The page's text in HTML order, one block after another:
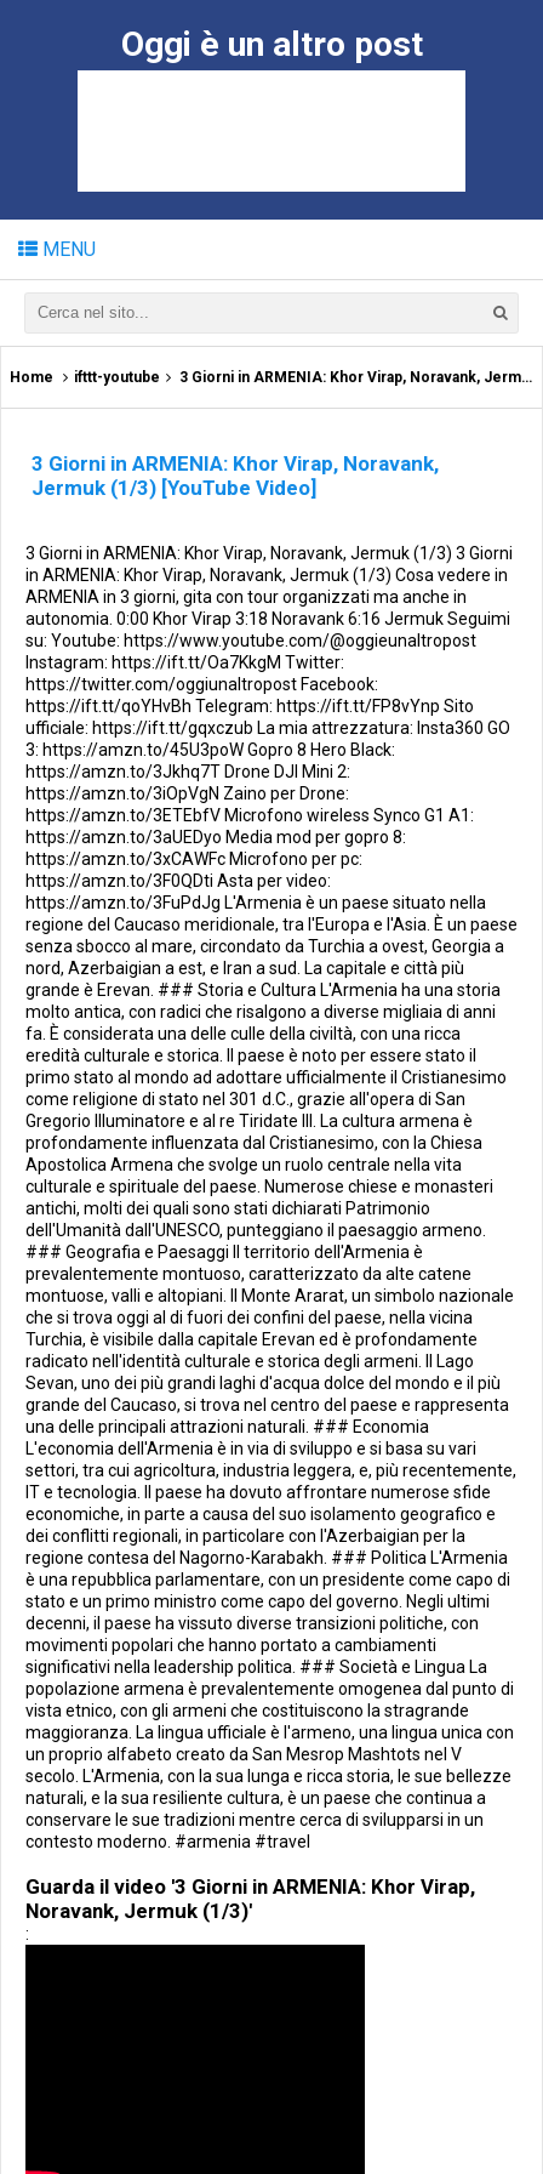
Oggi è un altro post
MENU
Home ifttt-youtube 3 Giorni in ARMENIA: Khor Virap, Noravank, Jermuk (1/3) [YouTube Video]
3 Giorni in ARMENIA: Khor Virap, Noravank,
Jermuk (1/3) [YouTube Video]
3 Giorni in ARMENIA: Khor Virap, Noravank, Jermuk (1/3) 3 Giorni
in ARMENIA: Khor Virap, Noravank, Jermuk (1/3) Cosa vedere in
ARMENIA in 3 giorni, gita con tour organizzati ma anche in
autonomia. 0:00 Khor Virap 3:18 Noravank 6:16 Jermuk Seguimi
su: Youtube: https://www.youtube.com/@oggieunaltropost
Instagram: https://ift.tt/Oa7KkgM Twitter:
https://twitter.com/oggiunaltropost Facebook:
https://ift.tt/qoYHvBh Telegram: https://ift.tt/FP8vYnp Sito
ufficiale: https://ift.tt/gqxczub La mia attrezzatura: Insta360 GO
3: https://amzn.to/45U3poW Gopro 8 Hero Black:
https://amzn.to/3Jkhq7T Drone DJI Mini 2:
https://amzn.to/3iOpVgN Zaino per Drone:
https://amzn.to/3ETEbfV Microfono wireless Synco G1 A1:
https://amzn.to/3aUEDyo Media mod per gopro 8:
https://amzn.to/3xCAWFc Microfono per pc:
https://amzn.to/3F0QDti Asta per video:
https://amzn.to/3FuPdJg L'Armenia è un paese situato nella
regione del Caucaso meridionale, tra l'Europa e l'Asia. È un paese
senza sbocco al mare, circondato da Turchia a ovest, Georgia a
nord, Azerbaigian a est, e Iran a sud. La capitale e città più
grande è Erevan. ### Storia e Cultura L'Armenia ha una storia
molto antica, con radici che risalgono a diverse migliaia di anni
fa. È considerata una delle culle della civiltà, con una ricca
eredità culturale e storica. Il paese è noto per essere stato il
primo stato al mondo ad adottare ufficialmente il Cristianesimo
come religione di stato nel 301 d.C., grazie all'opera di San
Gregorio Illuminatore e al re Tiridate III. La cultura armena è
profondamente influenzata dal Cristianesimo, con la Chiesa
Apostolica Armena che svolge un ruolo centrale nella vita
culturale e spirituale del paese. Numerose chiese e monasteri
antichi, molti dei quali sono stati dichiarati Patrimonio
dell'Umanità dall'UNESCO, punteggiano il paesaggio armeno.
### Geografia e Paesaggi Il territorio dell'Armenia è
prevalentemente montuoso, caratterizzato da alte catene
montuose, valli e altopiani. Il Monte Ararat, un simbolo nazionale
che si trova oggi al di fuori dei confini del paese, nella vicina
Turchia, è visibile dalla capitale Erevan ed è profondamente
radicato nell'identità culturale e storica degli armeni. Il Lago
Sevan, uno dei più grandi laghi d'acqua dolce del mondo e il più
grande del Caucaso, si trova nel centro del paese e rappresenta
una delle principali attrazioni naturali. ### Economia
L'economia dell'Armenia è in via di sviluppo e si basa su vari
settori, tra cui agricoltura, industria leggera, e, più recentemente,
IT e tecnologia. Il paese ha dovuto affrontare numerose sfide
economiche, in parte a causa del suo isolamento geografico e
dei conflitti regionali, in particolare con l'Azerbaigian per la
regione contesa del Nagorno-Karabakh. ### Politica L'Armenia
è una repubblica parlamentare, con un presidente come capo di
stato e un primo ministro come capo del governo. Negli ultimi
decenni, il paese ha vissuto diverse transizioni politiche, con
movimenti popolari che hanno portato a cambiamenti
significativi nella leadership politica. ### Società e Lingua La
popolazione armena è prevalentemente omogenea dal punto di
vista etnico, con gli armeni che costituiscono la stragrande
maggioranza. La lingua ufficiale è l'armeno, una lingua unica con
un proprio alfabeto creato da San Mesrop Mashtots nel V
secolo. L'Armenia, con la sua lunga e ricca storia, le sue bellezze
naturali, e la sua resiliente cultura, è un paese che continua a
conservare le sue tradizioni mentre cerca di svilupparsi in un
contesto moderno. #armenia #travel
Guarda il video '3 Giorni in ARMENIA: Khor Virap,
Noravank, Jermuk (1/3)'
: